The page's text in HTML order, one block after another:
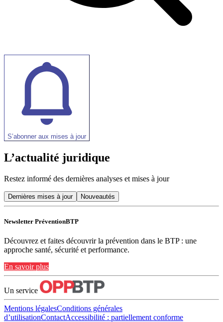
S’abonner aux mises à jour
L’actualité juridique
Restez informé des dernières analyses et mises à jour
Dernières mises à jour Nouveautés
Newsletter PréventionBTP
Découvrez et faites découvrir la prévention dans le BTP : une
approche santé, sécurité et performance.
En savoir plus
Un service
Mentions légalesConditions générales
d’utilisationContactAccessibilité : partiellement conforme